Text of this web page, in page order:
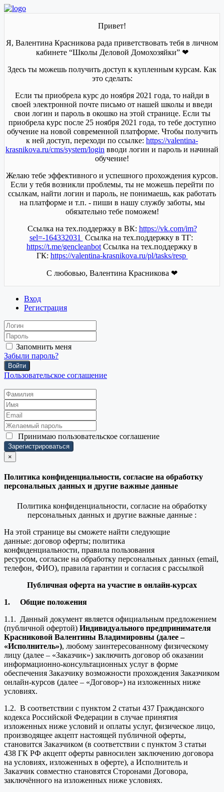
Привет!
Я, Валентина Красникова рада приветствовать тебя в личном
кабинете “Школы Деловой Домохозяйки” ❤
Здесь ты можешь получить доступ к купленным курсам. Как
это сделать:
Если ты приобрела курс до ноября 2021 года, то найди в
своей электронной почте письмо от нашей школы и введи
свои логин и пароль в окошко на этой странице. Если ты
приобрела курс после 25 ноября 2021 года, то тебе доступно
обучение на новой современной платформе. Чтобы получить
к ней доступ, переходи по ссылке: https://valentina-
krasnikova.ru/cms/system/login вводи логин и пароль и начинай
обучение!
Желаю тебе эффективного и успешного прохождения курсов.
Если у тебя возникли проблемы, ты не можешь перейти по
ссылкам, найти логин и пароль, не понимаешь, как работать
на платформе и т.п. - пиши в нашу службу заботы, мы
обязательно тебе поможем!
Ссылка на тех.поддержку в ВК: https://vk.com/im?
sel=-164332031
Ссылка на тех.поддержку в ТГ:
https://t.me/gencleanbot Ссылка на тех.поддержку в
ГК: https://valentina-krasnikova.ru/pl/tasks/resp
С любовью, Валентина Красникова ❤
Вход
Регистрация
Запомнить меня
Забыли пароль?
Войти
Пользовательское соглашение
Принимаю пользовательское соглашение
×
закрыть
Политика конфиденциальности, согласие на обработку
персональных данных и другие важные данные
Политика конфиденциальности, согласие на обработку
персональных данных и другие важные данные :
На этой странице вы сможете найти следующие
данные: договор оферты; политика
конфиденциальности, правила пользования
ресурсом, согласие на обработку персональных данных (email,
телефон, ФИО), правила гарантии и согласия с рассылкой
Публичная оферта на участие в онлайн-курсах
1. Общие положения
1.1. Данный документ является официальным предложением
(публичной офертой) Индивидуального предпринимателя
Красниковой Валентины Владимировны (далее –
«Исполнитель»), любому заинтересованному физическому
лицу (далее – «Заказчик») заключить договор об оказании
информационно-консультационных услуг в форме
обеспечения Заказчику возможности прохождения Заказчиком
онлайн-курсов (далее – «Договор») на изложенных ниже
условиях.
1.2. В соответствии с пунктом 2 статьи 437 Гражданского
кодекса Российской Федерации в случае принятия
изложенных ниже условий и оплаты услуг, физическое лицо,
производящее акцепт настоящей публичной оферты,
становится Заказчиком (в соответствии с пунктом 3 статьи
438 ГК РФ акцепт оферты равносилен заключению договора
на условиях, изложенных в оферте), а Исполнитель и
Заказчик совместно становятся Сторонами Договора,
заключённого на изложенных ниже условиях.